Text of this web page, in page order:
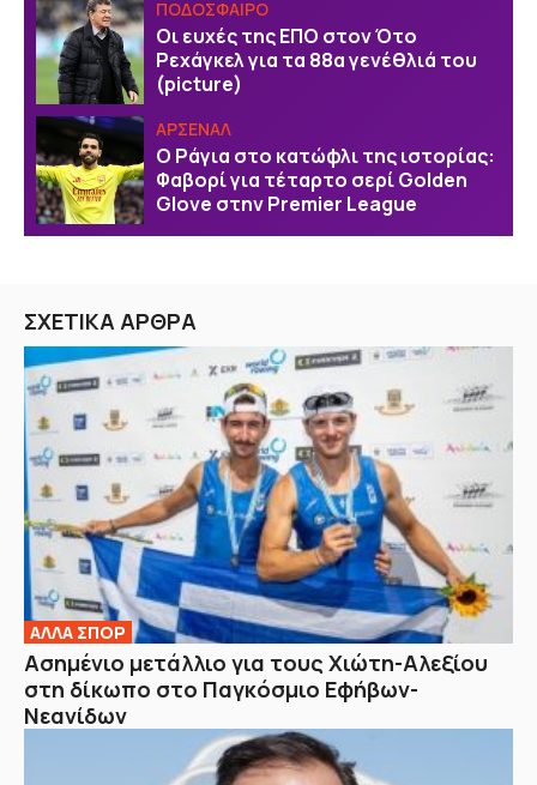
ΠΟΔΟΣΦΑΙΡΟ
Οι ευχές της EΠΟ στον Ότο
Ρεχάγκελ για τα 88α γενέθλιά του
(picture)
ΑΡΣΕΝΑΛ
Ο Ράγια στο κατώφλι της ιστορίας:
Φαβορί για τέταρτο σερί Golden
Glove στην Premier League
ΣΧΕΤΙΚΑ ΑΡΘΡΑ
ΑΛΛΑ ΣΠΟΡ
Ασημένιο μετάλλιο για τους Χιώτη-Αλεξίου
στη δίκωπο στο Παγκόσμιο Εφήβων-
Νεανίδων